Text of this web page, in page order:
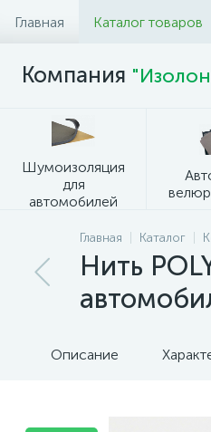
Главная Каталог товаров
Компания
Шумоизоляция
для
автомобилей
Главная Каталог
Нить
Описание